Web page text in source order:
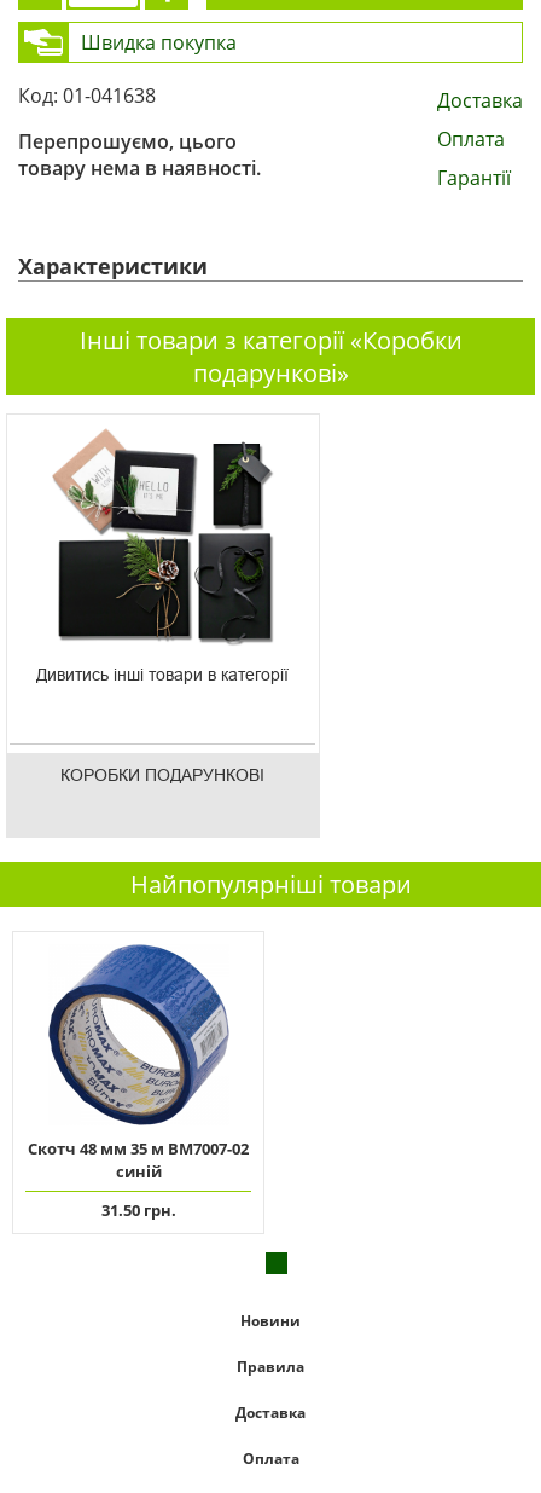
Швидка покупка
Код: 01-041638
Перепрошуємо, цього
товару нема в наявності.
Доставка
Оплата
Гарантії
Характеристики
Інші товари з категорії «Коробки
подарункові»
Дивитись інші товари в категорії
КОРОБКИ ПОДАРУНКОВІ
Найпопулярніші товари
Скотч 48 мм 35 м ВМ7007-02
синій
31.50 грн.
Новини
Правила
Доставка
Оплата